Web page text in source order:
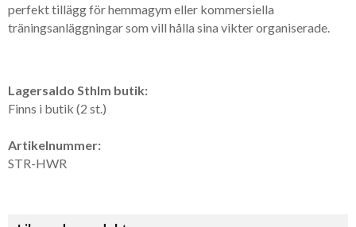
perfekt tillägg för hemmagym eller kommersiella
träningsanläggningar som vill hålla sina vikter organiserade.
Lagersaldo Sthlm butik:
Finns i butik (2 st.)
Artikelnummer:
STR-HWR